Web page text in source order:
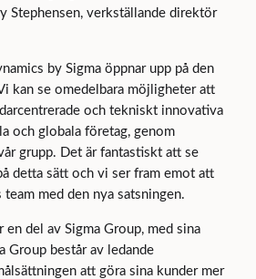
Stephensen, verkställande direktör
by Sigma öppnar upp på den
kan se omedelbara möjligheter att
och tekniskt innovativa
och globala företag, genom
grupp. Det är fantastiskt att se
detta sätt och vi ser fram emot att
med den nya satsningen.
en del av Sigma Group, med sina
Group består av ledande
att göra sina kunder mer